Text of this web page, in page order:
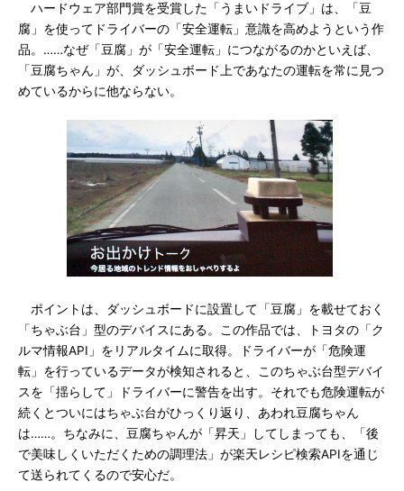
ハードウェア部門賞を受賞した「うまいドライブ」は、「豆
腐」を使ってドライバーの「安全運転」意識を高めようという作
品。……なぜ「豆腐」が「安全運転」につながるのかといえば、
「豆腐ちゃん」が、ダッシュボード上であなたの運転を常に見つ
めているからに他ならない。
ポイントは、ダッシュボードに設置して「豆腐」を載せておく
「ちゃぶ台」型のデバイスにある。この作品では、トヨタの「ク
ルマ情報API」をリアルタイムに取得。ドライバーが「危険運
転」を行っているデータが検知されると、このちゃぶ台型デバイ
スを「揺らして」ドライバーに警告を出す。それでも危険運転が
続くとついにはちゃぶ台がひっくり返り、あわれ豆腐ちゃん
は……。ちなみに、豆腐ちゃんが「昇天」してしまっても、「後
で美味しくいただくための調理法」が楽天レシピ検索APIを通じ
て送られてくるので安心だ。